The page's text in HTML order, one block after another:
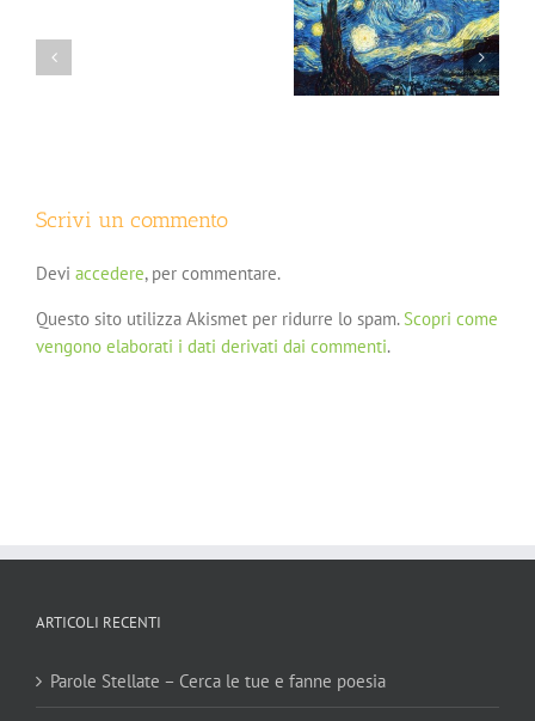
Il colloquio psicologico:
non una semplice
chiacchierata
Scrivi un commento
Devi accedere, per commentare.
Questo sito utilizza Akismet per ridurre lo spam. Scopri come
vengono elaborati i dati derivati dai commenti.
ARTICOLI RECENTI
Parole Stellate – Cerca le tue e fanne poesia